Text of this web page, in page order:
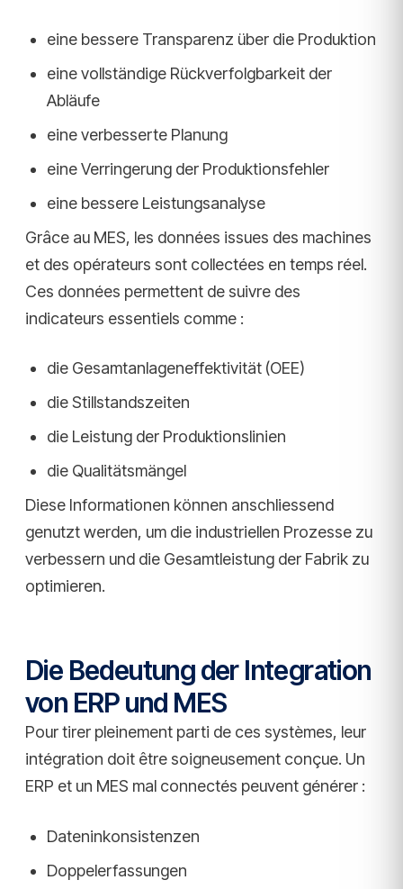
eine bessere Transparenz über die Produktion
eine vollständige Rückverfolgbarkeit der
Abläufe
eine verbesserte Planung
eine Verringerung der Produktionsfehler
eine bessere Leistungsanalyse
Grâce au MES, les données issues des machines
et des opérateurs sont collectées en temps réel.
Ces données permettent de suivre des
indicateurs essentiels comme :
die Gesamtanlageneffektivität (OEE)
die Stillstandszeiten
die Leistung der Produktionslinien
die Qualitätsmängel
Diese Informationen können anschliessend
genutzt werden, um die industriellen Prozesse zu
verbessern und die Gesamtleistung der Fabrik zu
optimieren.
Die Bedeutung der Integration
von ERP und MES
Pour tirer pleinement parti de ces systèmes, leur
intégration doit être soigneusement conçue. Un
ERP et un MES mal connectés peuvent générer :
Dateninkonsistenzen
Doppelerfassungen